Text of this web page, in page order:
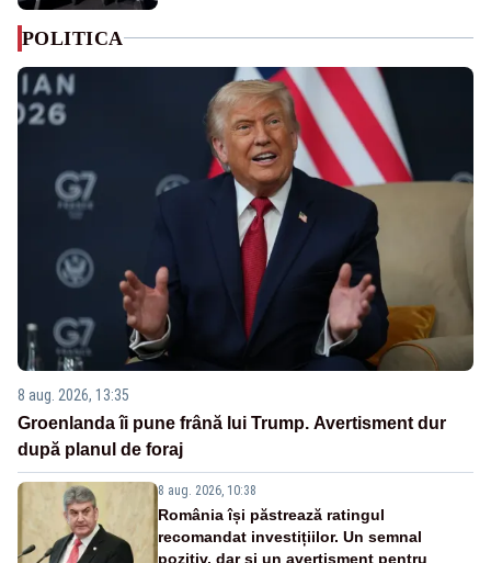
POLITICA
8 aug. 2026, 13:35
Groenlanda îi pune frână lui Trump. Avertisment dur
după planul de foraj
8 aug. 2026, 10:38
România își păstrează ratingul
recomandat investițiilor. Un semnal
pozitiv, dar și un avertisment pentru